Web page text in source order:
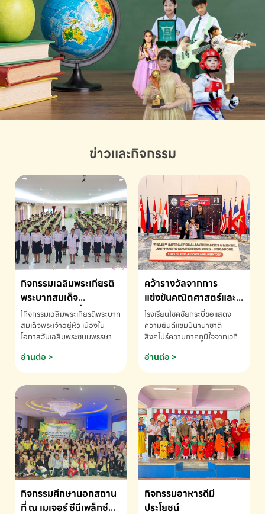
ข่าวและกิจกรรม
กิจกรรมเฉลิมพระเกียรติ
พระบาทสมเด็จ
พระเจ้าอยู่หัว เนื่องใน
โอกาสวันเฉลิม
พระชนมพรรษา
โกิจกรรมเฉลิมพระเกียรติพระบาท
สมเด็จพระเจ้าอยู่หัว เนื่องใน
โอกาสวันเฉลิมพระชนมพรรษา
ข้อมูลเพิ่มเติม โทร. 075-691910
อ่านต่อ >
คว้ารางวัลจากการ
แข่งขันคณิตศาสตร์และ
คณิตคิดเร็วนานาชาติ
ครั้งที่ 46 ประจำปี 2569
ณ ประเทศสิงคโปร์
โรงเรียนโชคชัยกระบี่ขอแสดง
ความยินดีแชมป์นานาชาติ
สิงคโปร์ความภาคภูมิใจจากเวที
ด.ช.พัทธนันท์ พรหมพันธ์ ชั้น
อนุบาล EP K3 โรงเรียนโชคชัย
แข่งขันคณิตศาสตร์และคณิตคิด
เร็วนานาชาติ ครั้งที่ 46 ประจำปี
2569 ณ ประเทศสิงคโปร์
INTERNATIONAL
MATHEMATICS AND
MENTAL ARITHMETIC
COMPETITION 2026 - ถ้วย
รางวัลรองชนะเลิศอันดับที่ 2
Mental Arithmetic
Competition K2 - ถ้วยรางวัล
รองชนะเลิศอันดับที่ 2 Mental
อ่านต่อ >
กิจกรรมศึกษานอกสถาน
ที่ ณ เมเจอร์ ซีนีเพล็กซ์
กิจกรรมอาหารดีมี
ประโยชน์